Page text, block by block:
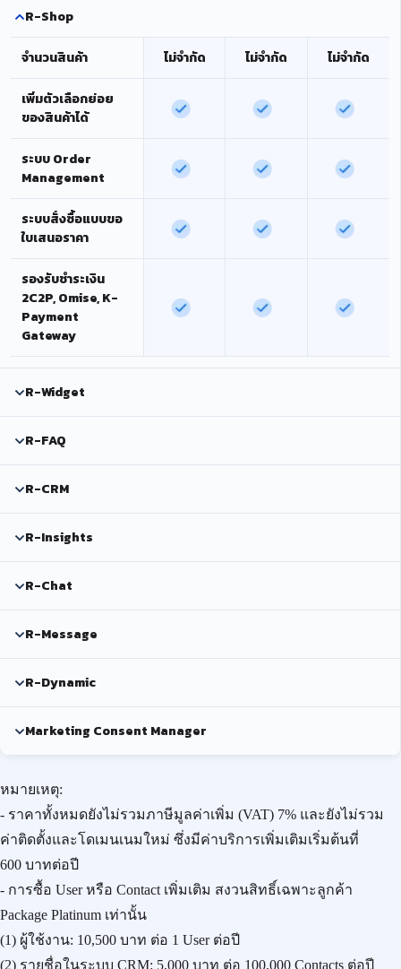
R-Shop
จำนวนสินค้า ไม่จำกัด ไม่จำกัด ไม่จำกัด
เพิ่มตัวเลือกย่อย
ของสินค้าได้
ระบบ Order
Management
ระบบสั่งซื้อแบบขอ
ใบเสนอราคา
รองรับชำระเงิน
2C2P, Omise, K-
Payment
Gateway
R-Widget
R-FAQ
R-CRM
R-Insights
R-Chat
R-Message
R-Dynamic
Marketing Consent Manager
หมายเหตุ:
- ราคาทั้งหมดยังไม่รวมภาษีมูลค่าเพิ่ม (VAT) 7% และยังไม่รวม
ค่าติดตั้งและโดเมนเนมใหม่ ซึ่งมีค่าบริการเพิ่มเติมเริ่มต้นที่
600 บาทต่อปี
- การซื้อ User หรือ Contact เพิ่มเติม สงวนสิทธิ์เฉพาะลูกค้า
Package Platinum เท่านั้น
(1) ผู้ใช้งาน: 10,500 บาท ต่อ 1 User ต่อปี
(2) รายชื่อในระบบ CRM: 5,000 บาท ต่อ 100,000 Contacts ต่อปี